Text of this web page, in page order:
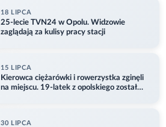
18 LIPCA
25-lecie TVN24 w Opolu. Widzowie
zaglądają za kulisy pracy stacji
15 LIPCA
Kierowca ciężarówki i rowerzystka zginęli
na miejscu. 19-latek z opolskiego został
30 LIPCA